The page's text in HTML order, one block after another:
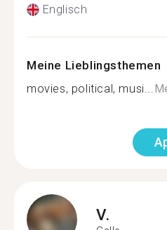
Englisch
Meine Lieblingsthemen
movies, political, musi...
V.